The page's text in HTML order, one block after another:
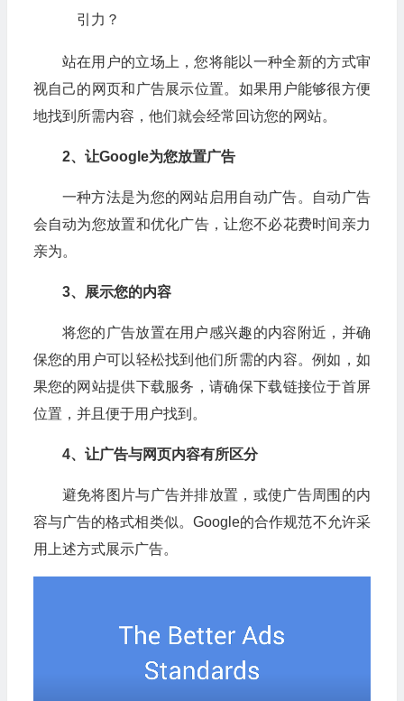
引力？
站在用户的立场上，您将能以一种全新的方式审
视自己的网页和广告展示位置。如果用户能够很方便
地找到所需内容，他们就会经常回访您的网站。
2、 让Google为您放置广告
一种方法是为您的网站启用自动广告。自动广告
会自动为您放置和优化广告，让您不必花费时间亲力
亲为。
3、 展示您的内容
将您的广告放置在用户感兴趣的内容附近，并确
保您的用户可以轻松找到他们所需的内容。例如，如
果您的网站提供下载服务，请确保下载链接位于首屏
位置，并且便于用户找到。
4、 让广告与网页内容有所区分
避免将图片与广告并排放置，或使广告周围的内
容与广告的格式相类似。Google的合作规范不允许采
用上述方式展示广告。